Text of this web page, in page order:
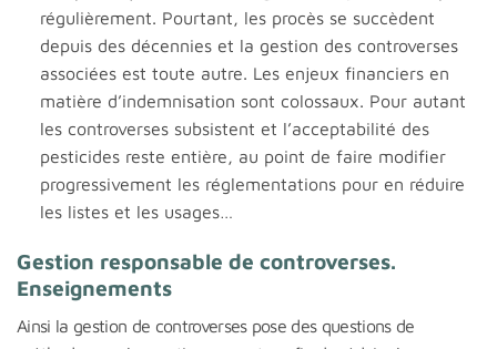
régulièrement. Pourtant, les procès se succèdent
depuis des décennies et la gestion des controverses
associées est toute autre. Les enjeux financiers en
matière d’indemnisation sont colossaux. Pour autant
les controverses subsistent et l’acceptabilité des
pesticides reste entière, au point de faire modifier
progressivement les réglementations pour en réduire
les listes et les usages…
Gestion responsable de controverses.
Enseignements
Ainsi la gestion de controverses pose des questions de